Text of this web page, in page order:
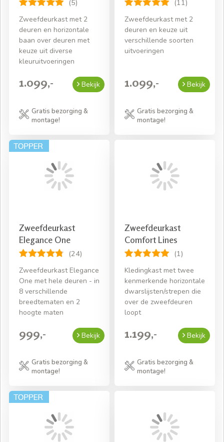
(5)
Zweefdeurkast met 2
deuren en horizontale
baan over deuren met
keuze uit diverse
kleuruitvoeringen
1.099,- Bekijk
Gratis bezorging &
montage!
(11)
Zweefdeurkast met 2
deuren en keuze uit
verschillende soorten
uitvoeringen
1.099,- Bekijk
Gratis bezorging &
montage!
Zweefdeurkast
Elegance One
(24)
Zweefdeurkast Elegance
One met hele deuren - in
8 verschillende
breedtematen en 2
hoogte maten
999,- Bekijk
Gratis bezorging &
montage!
Zweefdeurkast
Comfort Lines
(1)
Kledingkast met twee
kenmerkende horizontale
dwarslijsten/strepen die
over de zweefdeuren
loopt
1.199,- Bekijk
Gratis bezorging &
montage!